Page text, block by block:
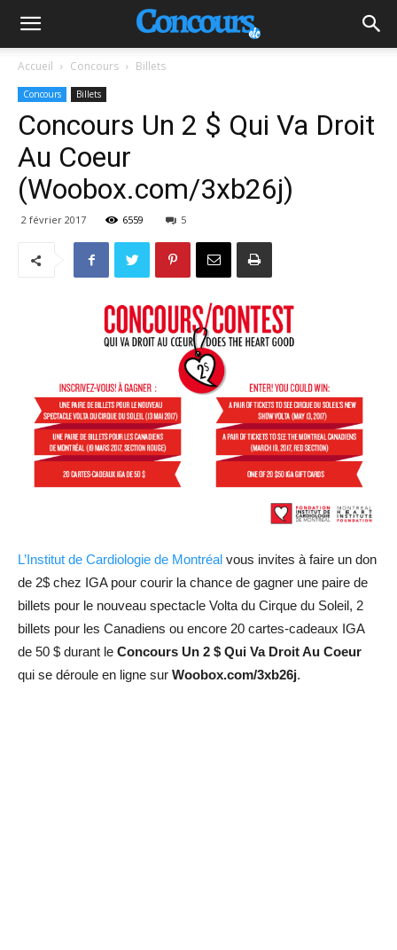
Accueil Concours Billets
Concours Billets
Concours Un 2 $ Qui Va Droit
Au Coeur
(Woobox.com/3xb26j)
2 février 2017 6559 5
L’Institut de Cardiologie de Montréal vous invites à faire un don
de 2$ chez IGA pour courir la chance de gagner une paire de
billets pour le nouveau spectacle Volta du Cirque du Soleil, 2
billets pour les Canadiens ou encore 20 cartes-cadeaux IGA
de 50 $ durant le Concours Un 2 $ Qui Va Droit Au Coeur
qui se déroule en ligne sur Woobox.com/3xb26j.